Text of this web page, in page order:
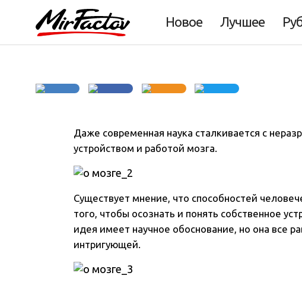
Новое Лучшее
Даже современная наука сталкивается с
устройством и работой мозга.
Существует мнение, что способностей
того, чтобы осознать и понять собственное
идея имеет научное обоснование, но она все
интригующей.